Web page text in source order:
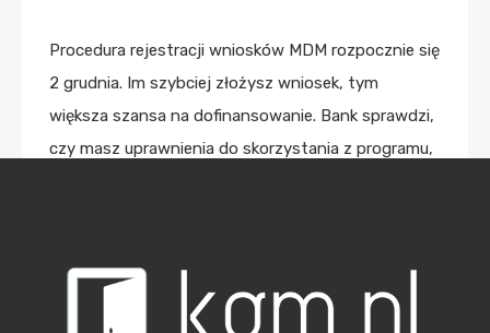
Procedura rejestracji wniosków MDM rozpocznie się
2 grudnia. Im szybciej złożysz wniosek, tym
większa szansa na dofinansowanie. Bank sprawdzi,
czy masz uprawnienia do skorzystania z programu,
kwotę kredytu (w ostatniej transzy dopłatę MDM).
Na jakie dofinansowanie możesz liczyć?